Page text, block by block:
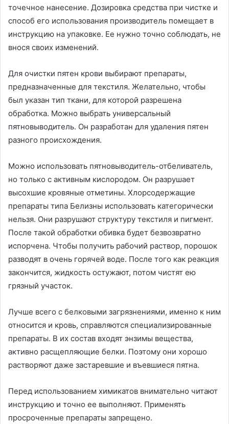
точечное нанесение. Дозировка средства при чистке и
способ его использования производитель помещает в
инструкцию на упаковке. Ее нужно точно соблюдать, не
внося своих изменений.
Для очистки пятен крови выбирают препараты,
предназначенные для текстиля. Желательно, чтобы
был указан тип ткани, для которой разрешена
обработка. Можно выбрать универсальный
пятновыводитель. Он разработан для удаления пятен
разного происхождения.
Можно использовать пятновыводитель-отбеливатель,
но только с активным кислородом. Он разрушает
высохшие кровяные отметины. Хлорсодержащие
препараты типа Белизны использовать категорически
нельзя. Они разрушают структуру текстиля и пигмент.
После такой обработки обивка будет безвозвратно
испорчена. Чтобы получить рабочий раствор, порошок
разводят в очень горячей воде. После того как реакция
закончится, жидкость остужают, потом чистят ею
грязный участок.
Лучше всего с белковыми загрязнениями, именно к ним
относится и кровь, справляются специализированные
препараты. В их состав входят энзимы вещества,
активно расщепляющие белки. Поэтому они хорошо
растворяют даже застаревшие и въевшиеся пятна.
Перед использованием химикатов внимательно читают
инструкцию и точно ее выполняют. Применять
просроченные препараты запрещено.